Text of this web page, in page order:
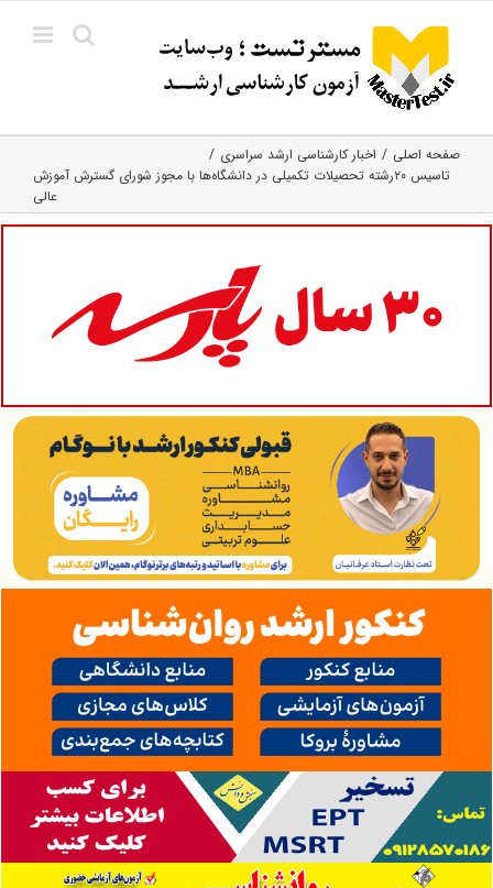
content
صفحه اصلی
اخبار کارشناسی ارشد سراسری
تاسیس ۲۰رشته تحصیلات تکمیلی در دانشگاه‌ها با مجوز شورای گسترش آموزش
عالی